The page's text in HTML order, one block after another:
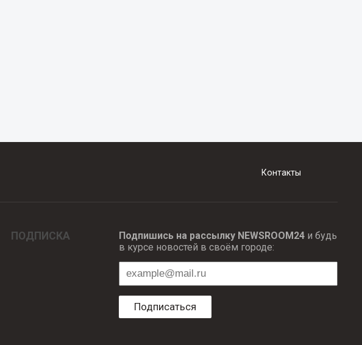
Контакты
ПОДПИСКА Подпишись на рассылку NEWSROOM24и будь
в курсе новостей в своём городе:
Подписаться